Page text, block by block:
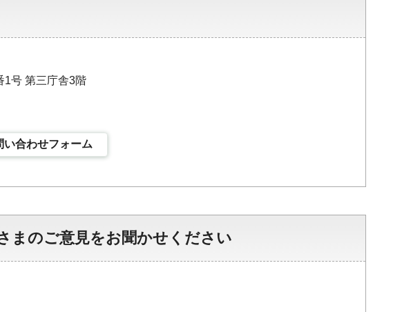
1号 第三庁舎3階
い合わせフォーム
まのご意見をお聞かせください